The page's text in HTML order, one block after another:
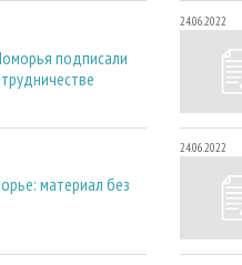
подписали
материал без
24.06.2022
24.06.2022